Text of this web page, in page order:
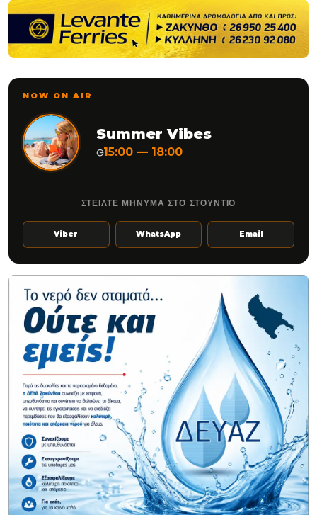
NOW ON AIR
Summer Vibes
◷15:00 — 18:00
ΣΤΕΙΛΤΕ ΜΗΝΥΜΑ ΣΤΟ ΣΤΟΥΝΤΙΟ
Viber WhatsApp Email